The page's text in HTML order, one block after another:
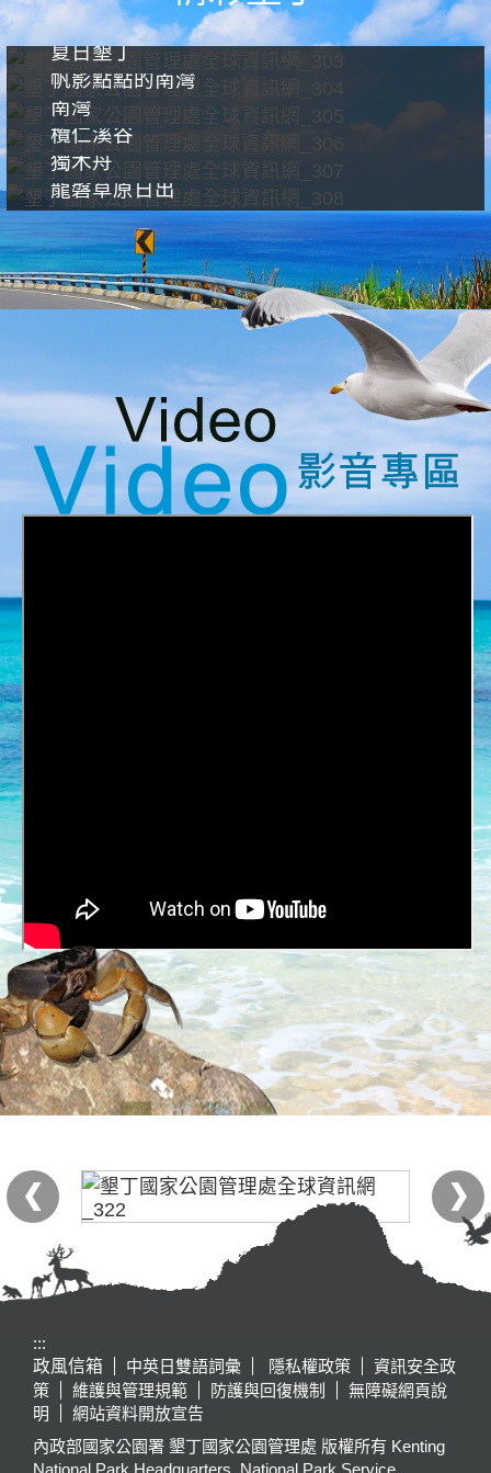
夏日墾丁
帆影點點的南灣
南灣
欖仁溪谷
獨木舟
龍磐草原日出
:::
政風信箱
中英日雙語詞彙 隱私權政策
資訊安全政
策
維護與管理規範 防護與回復機制
無障礙網頁說
明
網站資料開放宣告
內政部國家公園署 墾丁國家公園管理處 版權所有 Kenting
National Park Headquarters, National Park Service,